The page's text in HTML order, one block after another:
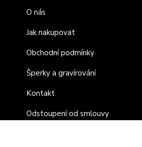
O nás
Jak nakupovat
Obchodní podmínky
Šperky a gravírování
Kontakt
Odstoupení od smlouvy